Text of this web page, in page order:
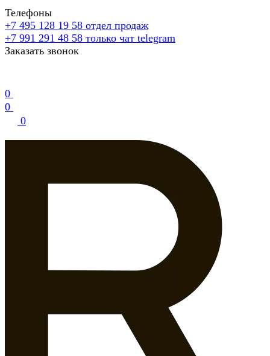
Телефоны
+7 495 128 19 58 отдел продаж
+7 991 291 48 58 только чат telegram
Заказать звонок
0
0
0